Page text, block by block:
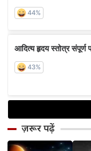
ज़रूर पढ़ें